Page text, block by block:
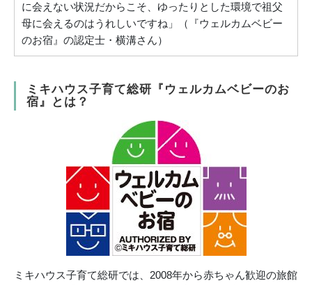
に会えない状況だからこそ、ゆったりとした環境で祖父
母に会えるのはうれしいですね」（『ウェルカムベビー
のお宿』の認定士・横溝さん）
ミキハウス子育て総研『ウェルカムベビーのお
宿』とは？
ミキハウス子育て総研では、2008年から赤ちゃん歓迎の旅館